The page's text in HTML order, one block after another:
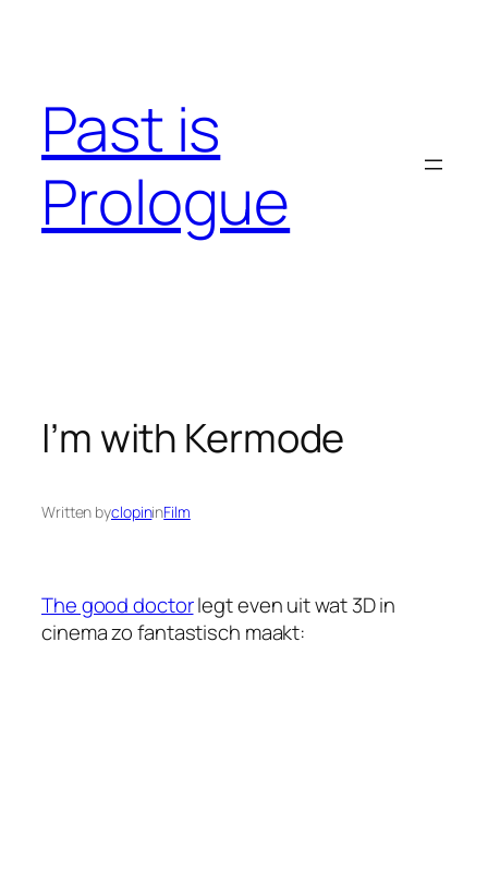
Past is
Prologue
I’m with Kermode
Written byclopininFilm
The good doctorlegt even uit wat 3D in
cinema zo fantastisch maakt: